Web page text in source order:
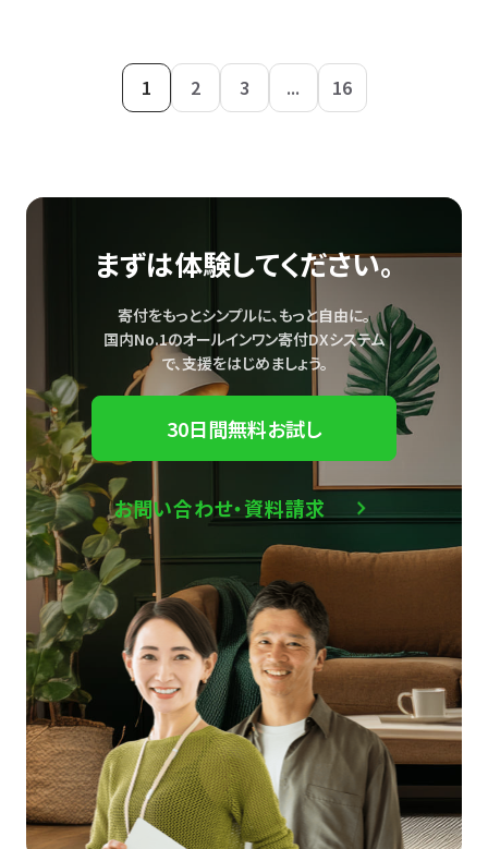
1 2 3 ... 16
まずは体験してください。
寄付をもっとシンプルに、もっと自由に。
国内No.1のオールインワン寄付DXシステム
で、支援をはじめましょう。
30日間無料お試し
お問い合わせ・資料請求